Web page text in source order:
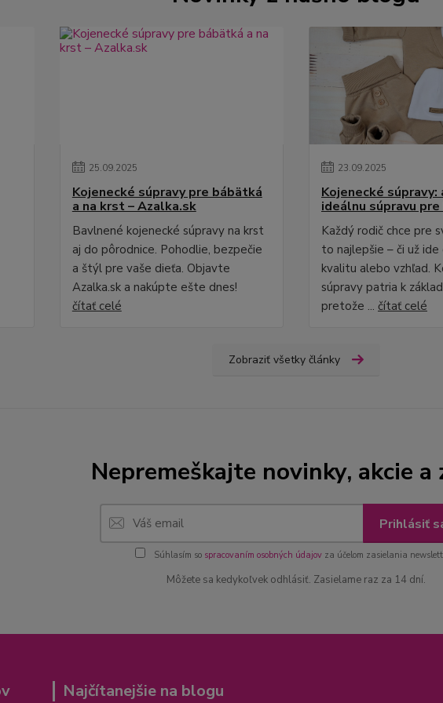
25.09.2025
Kojenecké súpravy pre bábätká
a na krst – Azalka.sk
Bavlnené kojenecké súpravy na krst
aj do pôrodnice. Pohodlie, bezpečie
a štýl pre vaše dieťa. Objavte
Azalka.sk a nakúpte ešte dnes!
čítať celé
23.09.2025
Kojenecké súpravy:
ideálnu súpravu
Každý rodič chce pre
to najlepšie – či už
kvalitu alebo vzhľad.
súpravy patria k
pretože ... čítať celé
Zobraziť všetky články
Nepremeškajte novinky, akcie a
Prihlásiť
Súhlasím so spracovaním osobných údajovza účelom zasielania
Môžete sa kedykoľvek odhlásiť. Zasielame raz za 14 dní.
Najčítanejšie na blogu